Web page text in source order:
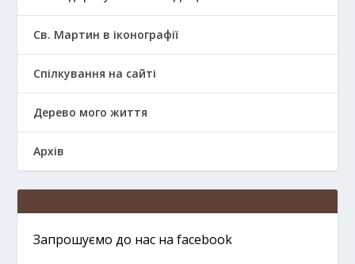
Св. Мартин в іконографії
Спілкування на сайті
Дерево мого життя
Архів
Запрошуємо до нас на facebook